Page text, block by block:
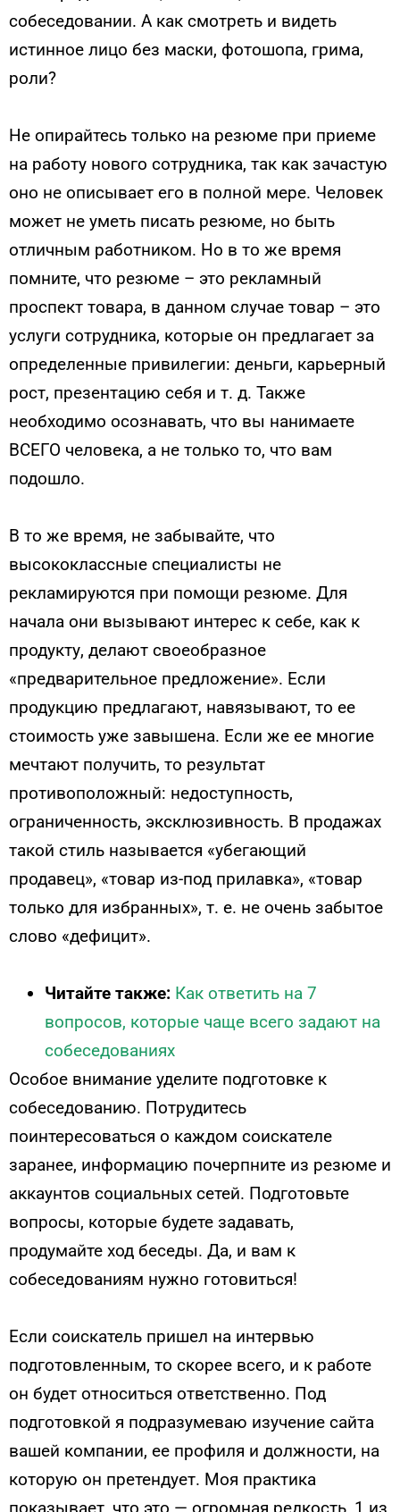
собеседовании. А как смотреть и видеть
истинное лицо без маски, фотошопа, грима,
роли?
Не опирайтесь только на резюме при приеме
на работу нового сотрудника, так как зачастую
оно не описывает его в полной мере. Человек
может не уметь писать резюме, но быть
отличным работником. Но в то же время
помните, что резюме – это рекламный
проспект товара, в данном случае товар – это
услуги сотрудника, которые он предлагает за
определенные привилегии: деньги, карьерный
рост, презентацию себя и т. д. Также
необходимо осознавать, что вы нанимаете
ВСЕГО человека, а не только то, что вам
подошло.
В то же время, не забывайте, что
высококлассные специалисты не
рекламируются при помощи резюме. Для
начала они вызывают интерес к себе, как к
продукту, делают своеобразное
«предварительное предложение». Если
продукцию предлагают, навязывают, то ее
стоимость уже завышена. Если же ее многие
мечтают получить, то результат
противоположный: недоступность,
ограниченность, эксклюзивность. В продажах
такой стиль называется «убегающий
продавец», «товар из-под прилавка», «товар
только для избранных», т. е. не очень забытое
слово «дефицит».
Читайте также: Как ответить на 7
вопросов, которые чаще всего задают на
собеседованиях
Особое внимание уделите подготовке к
собеседованию. Потрудитесь
поинтересоваться о каждом соискателе
заранее, информацию почерпните из резюме и
аккаунтов социальных сетей. Подготовьте
вопросы, которые будете задавать,
продумайте ход беседы. Да, и вам к
собеседованиям нужно готовиться!
Если соискатель пришел на интервью
подготовленным, то скорее всего, и к работе
он будет относиться ответственно. Под
подготовкой я подразумеваю изучение сайта
вашей компании, ее профиля и должности, на
которую он претендует. Моя практика